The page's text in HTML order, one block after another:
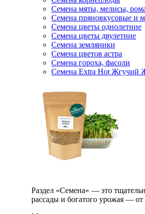
Семена мяты, мелисы,
Семена пряновкусовые и
Семена цветы однолетние
Семена цветы двулетние
Семена земляники
Семена цветов астра
Семена гороха, фасоли
Семена Extra Hot Жгучий
Раздел «Семена» — это
рассады и богатого урожая —